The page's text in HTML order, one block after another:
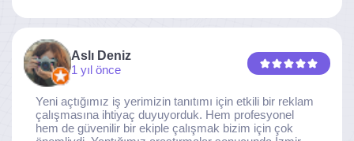
Aslı Deniz
1 yıl önce
Yeni açtığımız iş yerimizin tanıtımı için etkili bir reklam
çalışmasına ihtiyaç duyuyorduk. Hem profesyonel
hem de güvenilir bir ekiple çalışmak bizim için çok